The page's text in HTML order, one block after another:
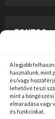
A legjobb
használunk, mint
és/vagy
lehetővé teszi
mint a
elmaradása vagy
és funkciókat.
FONTOS
szerkesztői
véleményét
valamely